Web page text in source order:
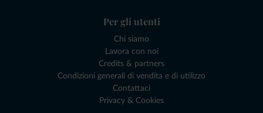
Per gli utenti
Chi siamo
Lavora con noi
Credits & partners
Condizioni generali di vendita e di utilizzo
Contattaci
Privacy & Cookies